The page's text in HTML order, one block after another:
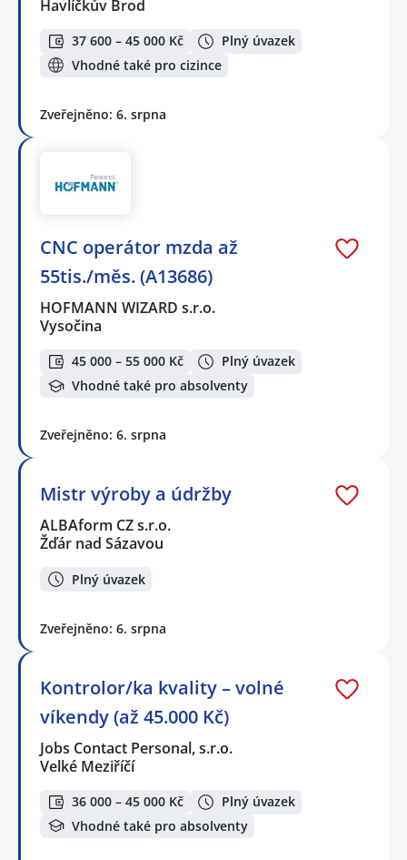
Havlíčkův Brod
37 600 – 45 000 Kč
Plný úvazek
Vhodné také pro cizince
Zveřejněno: 6. srpna
CNC operátor mzda až
55tis./měs. (A13686)
HOFMANN WIZARD s.r.o.
Vysočina
45 000 – 55 000 Kč
Plný úvazek
Vhodné také pro absolventy
Zveřejněno: 6. srpna
Mistr výroby a údržby
ALBAform CZ s.r.o.
Žďár nad Sázavou
Plný úvazek
Zveřejněno: 6. srpna
Kontrolor/ka kvality – volné
víkendy (až 45.000 Kč)
Jobs Contact Personal, s.r.o.
Velké Meziříčí
36 000 – 45 000 Kč
Plný úvazek
Vhodné také pro absolventy